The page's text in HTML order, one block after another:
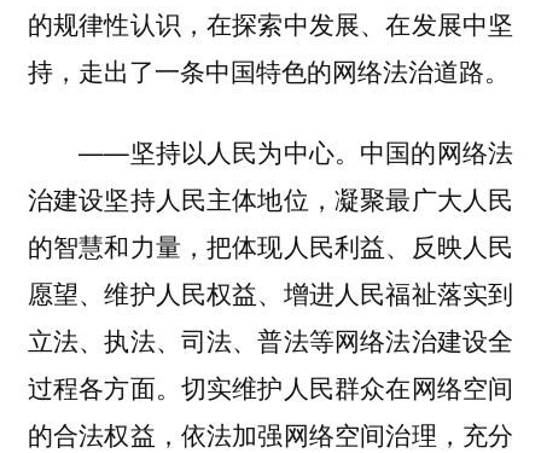
的规律性认识，在探索中发展、在发展中坚
持，走出了一条中国特色的网络法治道路。
——坚持以人民为中心。中国的网络法
治建设坚持人民主体地位，凝聚最广大人民
的智慧和力量，把体现人民利益、反映人民
愿望、维护人民权益、增进人民福祉落实到
立法、执法、司法、普法等网络法治建设全
过程各方面。切实维护人民群众在网络空间
的合法权益，依法加强网络空间治理，充分